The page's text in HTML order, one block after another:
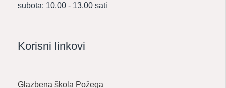
subota: 10,00 - 13,00 sati
Korisni linkovi
Glazbena škola Požega